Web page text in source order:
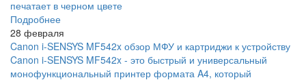
печатает в черном цвете
Подробнее
28 февраля
Canon i-SENSYS MF542x обзор МФУ и картриджи к устройству
Canon i-SENSYS MF542x - это быстрый и универсальный
монофункциональный принтер формата A4, который